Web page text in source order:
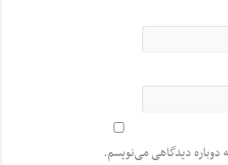
دوباره دیدگاهی می‌نویسم.